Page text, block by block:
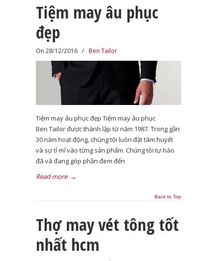
Tiệm may âu phục
đẹp
On 28/12/2016 / Ben Tailor
Tiệm may âu phục đẹp Tiệm may âu phục
Ben Tailor được thành lập từ năm 1987. Trong gần
30 năm hoạt động, chúng tôi luôn đặt tâm huyết
và sự tỉ mỉ vào từng sản phẩm. Chúng tôi tự hào
đã và đang góp phần đem đến
Read more →
Back to Top
Thợ may vét tông tốt
nhất hcm